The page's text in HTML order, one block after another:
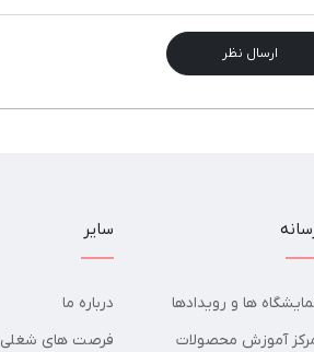
ارسال نظر
ها و رویدادها
آموزش محصولات
سایر
درباره ما
فرصت های شغلی